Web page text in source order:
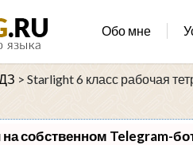
Обо мне
> Starlight 6 класс рабочая
собственном Telegram-